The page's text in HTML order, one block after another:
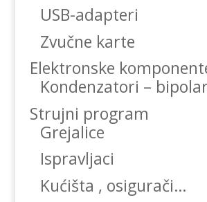
USB-adapteri
Zvučne karte
Elektronske
Kondenzatori –
Strujni program
Grejalice
Ispravljaci
Kućišta , osigurači…